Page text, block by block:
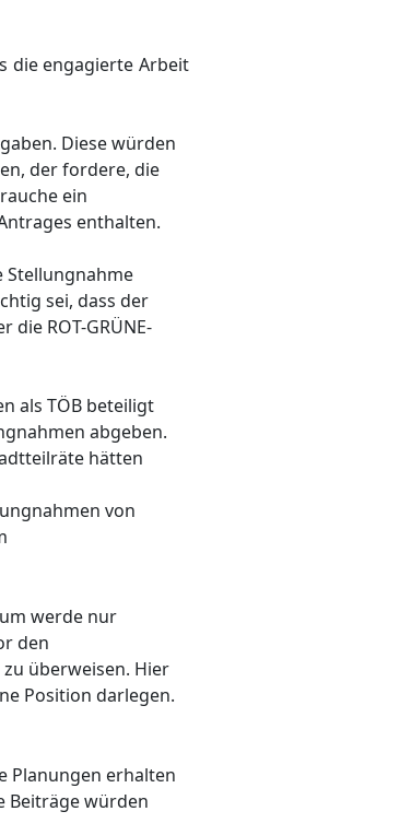
die engagierte Arbeit
Diese würden
der fordere, die
ein
enthalten.
Stellungnahme
sei, dass der
ROT-GRÜNE-
als TÖB beteiligt
abgeben.
hätten
von
werde nur
den
überweisen. Hier
Position darlegen.
Planungen erhalten
Beiträge würden